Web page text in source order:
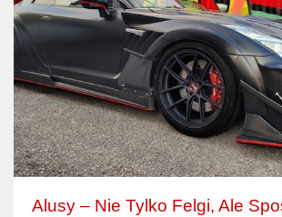
Alusy – Nie Tylko Felgi, Ale